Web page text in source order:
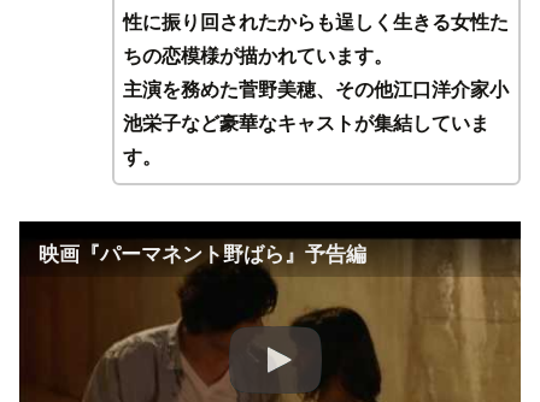
性に振り回されたからも逞しく生きる女性た
ちの恋模様が描かれています。
主演を務めた菅野美穂、その他江口洋介家小
池栄子など豪華なキャストが集結していま
す。
映画『パーマネント野ばら』予告編